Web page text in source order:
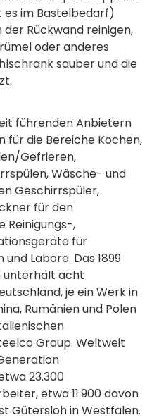
im Bastelbedarf)
Rückwand reinigen,
oder anderes
sauber und die
führenden Anbietern
für die Bereiche Kochen,
Gefrieren,
Wäsche- und
Geschirrspüler,
für den
Reinigungs-,
für
Labore. Das 1899
unterhält acht
je ein Werk in
Rumänien und Polen
Group. Weltweit
23.300
etwa 11.900 davon
Gütersloh in Westfalen.